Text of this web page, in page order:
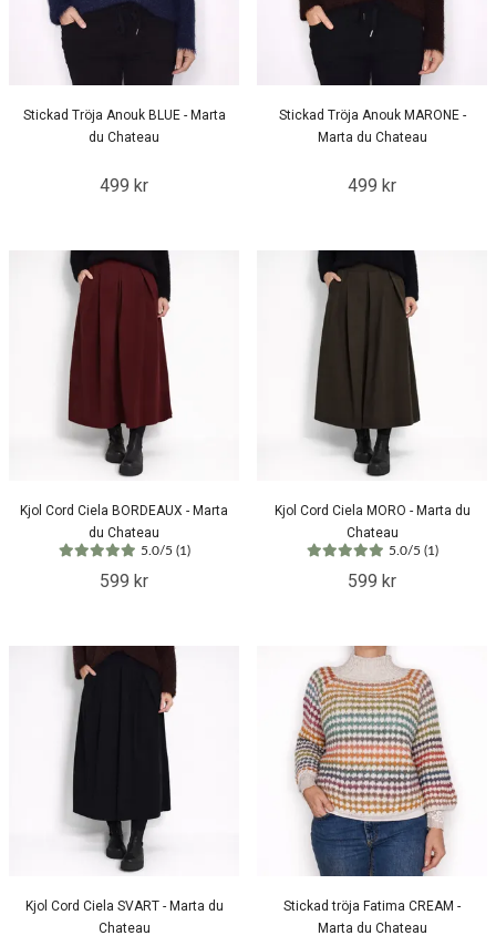
Stickad Tröja Anouk BLUE - Marta
du Chateau
499 kr
Stickad Tröja Anouk MARONE -
Marta du Chateau
499 kr
Kjol Cord Ciela BORDEAUX - Marta
du Chateau
5.0/5 (1)
599 kr
Kjol Cord Ciela MORO - Marta du
Chateau
5.0/5 (1)
599 kr
Kjol Cord Ciela SVART - Marta du
Chateau
Stickad tröja Fatima CREAM -
Marta du Chateau